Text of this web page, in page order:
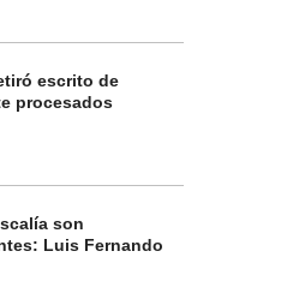
escrito de
procesados
son
Luis Fernando